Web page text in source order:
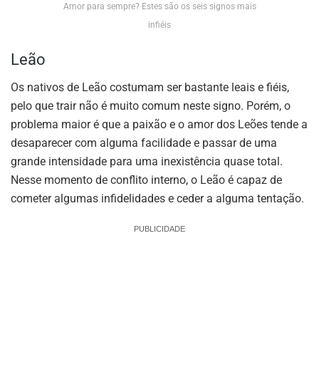
Amor para sempre? Estes são os seis signos mais
infiéis
Leão
Os nativos de Leão costumam ser bastante leais e fiéis,
pelo que trair não é muito comum neste signo. Porém, o
problema maior é que a paixão e o amor dos Leões tende a
desaparecer com alguma facilidade e passar de uma
grande intensidade para uma inexistência quase total.
Nesse momento de conflito interno, o Leão é capaz de
cometer algumas infidelidades e ceder a alguma tentação.
PUBLICIDADE